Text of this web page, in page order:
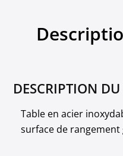
DESCRIPTION
Table en acier
surface de rangement